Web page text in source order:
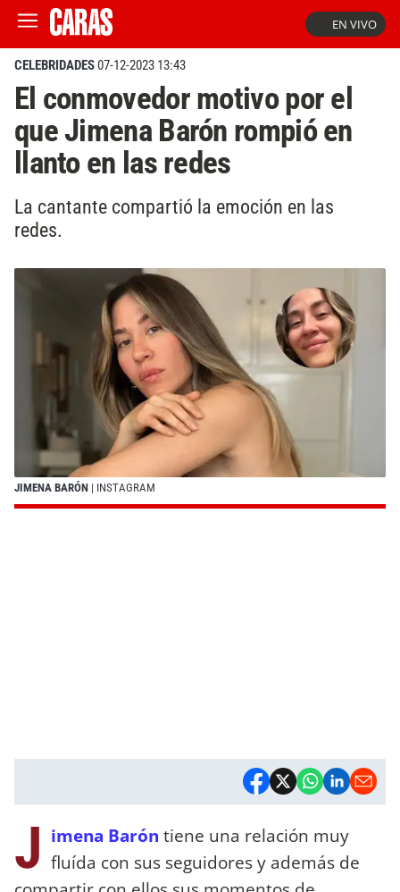
EN VIVO
CELEBRIDADES07-12-2023 13:43
El conmovedor motivo por el
que Jimena Barón rompió en
llanto en las redes
La cantante compartió la emoción en las
redes.
JIMENA BARÓN | INSTAGRAM
J imena Barón tiene una relación muy
fluída con sus seguidores y además de